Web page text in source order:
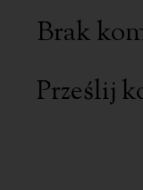
Brak
Prześlij